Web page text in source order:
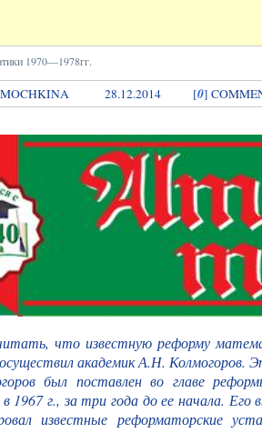
1970—1978гг.
28.12.2014 [0]
что известную реформу
академик А.Н. Колмогоров.
был поставлен во главе
1967 г., за три года до ее начала. Его
известные реформаторские